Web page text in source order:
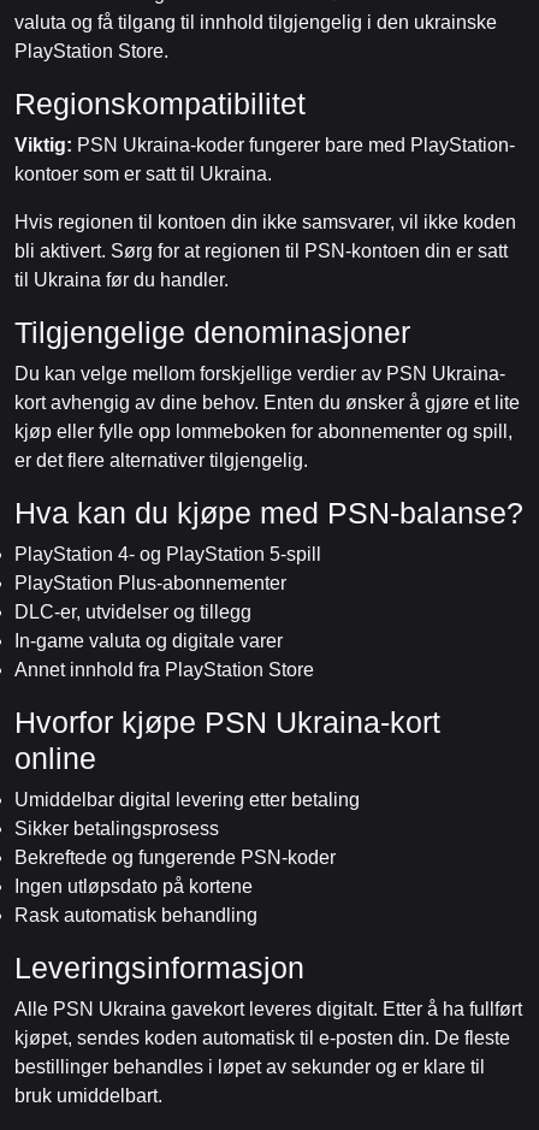
valuta og få tilgang til innhold tilgjengelig i den ukrainske
PlayStation Store.
Regionskompatibilitet
Viktig: PSN Ukraina-koder fungerer bare med PlayStation-
kontoer som er satt til Ukraina.
Hvis regionen til kontoen din ikke samsvarer, vil ikke koden
bli aktivert. Sørg for at regionen til PSN-kontoen din er satt
til Ukraina før du handler.
Tilgjengelige denominasjoner
Du kan velge mellom forskjellige verdier av PSN Ukraina-
kort avhengig av dine behov. Enten du ønsker å gjøre et lite
kjøp eller fylle opp lommeboken for abonnementer og spill,
er det flere alternativer tilgjengelig.
Hva kan du kjøpe med PSN-balanse?
PlayStation 4- og PlayStation 5-spill
PlayStation Plus-abonnementer
DLC-er, utvidelser og tillegg
In-game valuta og digitale varer
Annet innhold fra PlayStation Store
Hvorfor kjøpe PSN Ukraina-kort
online
Umiddelbar digital levering etter betaling
Sikker betalingsprosess
Bekreftede og fungerende PSN-koder
Ingen utløpsdato på kortene
Rask automatisk behandling
Leveringsinformasjon
Alle PSN Ukraina gavekort leveres digitalt. Etter å ha fullført
kjøpet, sendes koden automatisk til e-posten din. De fleste
bestillinger behandles i løpet av sekunder og er klare til
bruk umiddelbart.